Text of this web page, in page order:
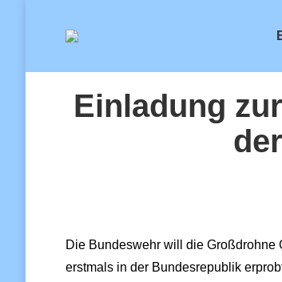
Einladung
Die Bundeswehr will die Großdrohne
erstmals in der Bundesrepublik